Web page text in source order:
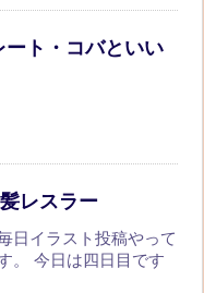
ト・コバといい
レスラー
日イラスト投稿やって
。 今日は四日目です